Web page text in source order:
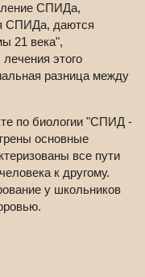
СПИДа,
СПИДа, даются
21 века",
этого
разница между
по биологии "СПИД -
основные
все пути
к другому.
у школьников